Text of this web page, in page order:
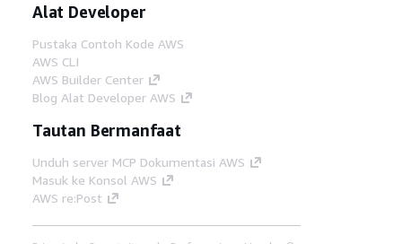
Alat Developer
Pustaka Contoh Kode AWS
AWS CLI
AWS Builder Center
Blog Alat Developer AWS
Tautan Bermanfaat
Unduh server MCP Dokumentasi AWS
Masuk ke Konsol AWS
AWS re:Post